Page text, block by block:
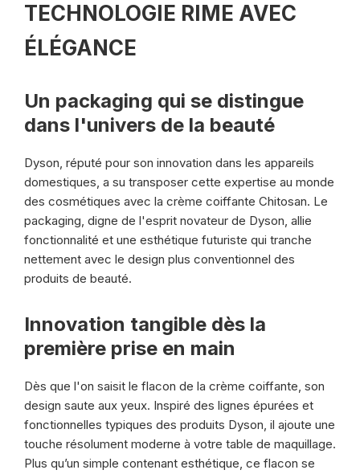
TECHNOLOGIE RIME AVEC
ÉLÉGANCE
Un packaging qui se distingue
dans l'univers de la beauté
Dyson, réputé pour son innovation dans les appareils
domestiques, a su transposer cette expertise au monde
des cosmétiques avec la crème coiffante Chitosan. Le
packaging, digne de l'esprit novateur de Dyson, allie
fonctionnalité et une esthétique futuriste qui tranche
nettement avec le design plus conventionnel des
produits de beauté.
Innovation tangible dès la
première prise en main
Dès que l'on saisit le flacon de la crème coiffante, son
design saute aux yeux. Inspiré des lignes épurées et
fonctionnelles typiques des produits Dyson, il ajoute une
touche résolument moderne à votre table de maquillage.
Plus qu’un simple contenant esthétique, ce flacon se